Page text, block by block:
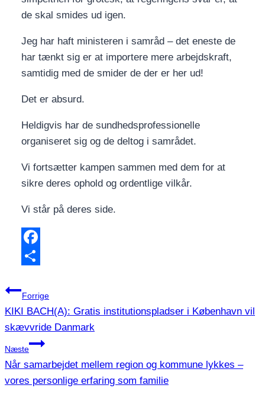
de skal smides ud igen.
Jeg har haft ministeren i samråd – det eneste de
har tænkt sig er at importere mere arbejdskraft,
samtidig med de smider de der er her ud!
Det er absurd.
Heldigvis har de sundhedsprofessionelle
organiseret sig og de deltog i samrådet.
Vi fortsætter kampen sammen med dem for at
sikre deres ophold og ordentlige vilkår.
Vi står på deres side.
Facebook
Indlægsnavigation
Forrige
KIKI BACH(A): Gratis institutionspladser i København vil
skævvride Danmark
Næste
Når samarbejdet mellem region og kommune lykkes –
vores personlige erfaring som familie